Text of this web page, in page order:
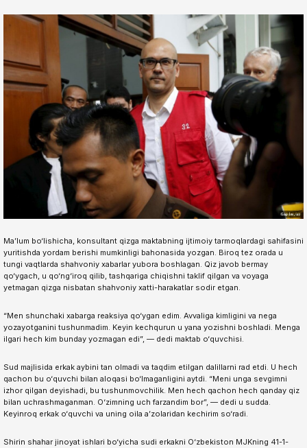
Ma’lum bo‘lishicha, konsultant qizga maktabning ijtimoiy tarmoqlardagi sahifasini
yuritishda yordam berishi mumkinligi bahonasida yozgan. Biroq tez orada u
tungi vaqtlarda shahvoniy xabarlar yubora boshlagan. Qiz javob bermay
qo‘ygach, u qo‘ng‘iroq qilib, tashqariga chiqishni taklif qilgan va voyaga
yetmagan qizga nisbatan shahvoniy xatti-harakatlar sodir etgan.
“Men shunchaki xabarga reaksiya qo‘ygan edim. Avvaliga kimligini va nega
yozayotganini tushunmadim. Keyin kechqurun u yana yozishni boshladi. Menga
ilgari hech kim bunday yozmagan edi”, — dedi maktab o‘quvchisi.
Sud majlisida erkak aybini tan olmadi va taqdim etilgan dalillarni rad etdi. U hech
qachon bu o‘quvchi bilan aloqasi bo‘lmaganligini aytdi. “Meni unga sevgimni
izhor qilgan deyishadi, bu tushunmovchilik. Men hech qachon hech qanday qiz
bilan uchrashmaganman. O‘zimning uch farzandim bor”, — dedi u sudda.
Keyinroq erkak o‘quvchi va uning oila a’zolaridan kechirim so‘radi.
Shirin shahar jinoyat ishlari bo‘yicha sudi erkakni O‘zbekiston MJKning 41-1-